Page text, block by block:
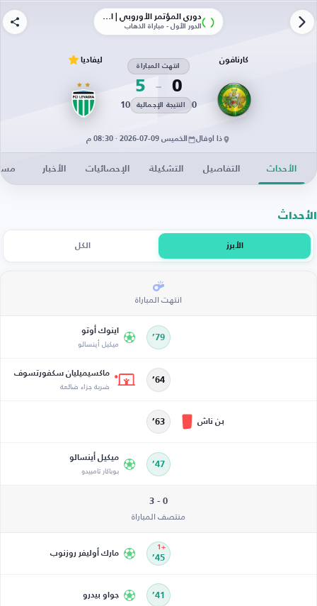
دوري المؤتمر الأوروبي | الأدوار الإقصائية
الدور الأول - مباراة الذهاب
كارنافون
0
انتهت المباراة
5
0 النتيجة الإجمالية 10
ليفاديا
ذا أوفال الخميس 09-07-2026 · 08:30 م
الأحداث التفاصيل التشكيلة الإحصائيات الأخبار
الأحداث
الأبرز الكل
انتهت المباراة
79’
اينوك أوتو
ميكيل أينسالو
64’
ماكسيميليان سكفورتسوف
ضربة جزاء ضائعة
بن ناش 63’
47’
ميكيل أينسالو
بوباكار تامبيدو
0 - 3
منتصف المباراة
45’
+1
مارك أوليفر روزنوب
41’ جواو بيدرو